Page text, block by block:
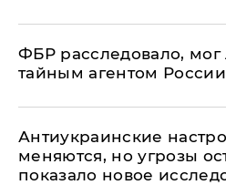
ФБР расследовало,
тайным агентом
Антиукраинские
меняются, но угрозы
показало новое